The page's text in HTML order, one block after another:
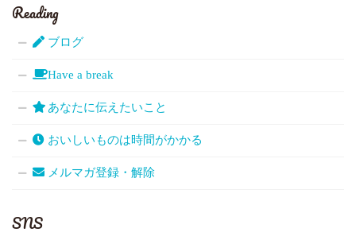
Reading
ブログ
Have a break
あなたに伝えたいこと
おいしいものは時間がかかる
メルマガ登録・解除
SNS